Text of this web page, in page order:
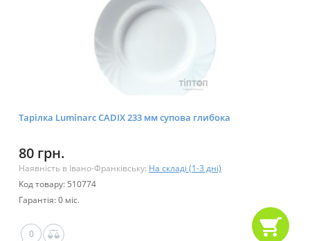
Тарілка Luminarc CADIX 233 мм супова глибока
80 грн.
Наявність в Івано-Франківську: На складі (1-3 дні)
Код товару: 510774
Гарантія: 0 міс.
0